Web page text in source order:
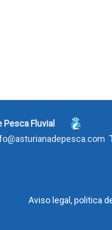
Fluvial
Aviso legal, politica